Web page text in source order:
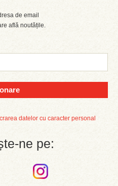
de email
află noutățile.
datelor cu caracter personal
ne pe: